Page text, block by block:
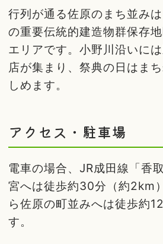
行列が通る佐原のまち並み
の重要伝統的建造物群保存
エリアです。小野川沿いに
店が集まり、祭典の日はま
しめます。
アクセス・駐車場
電車の場合、JR成田線「香
宮へは徒歩約30分（約2km
ら佐原の町並みへは徒歩約
す。